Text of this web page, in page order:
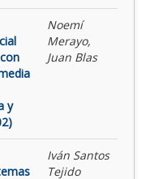
y
Noemí
Merayo,
Juan Blas
Iván Santos
Tejido